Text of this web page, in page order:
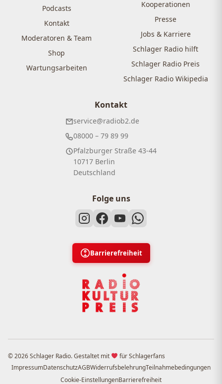
Podcasts
Kontakt
Moderatoren & Team
Shop
Wartungsarbeiten
Kooperationen
Presse
Jobs & Karriere
Schlager Radio hilft
Schlager Radio Preis
Schlager Radio Wikipedia
Kontakt
service@radiob2.de
08000 – 79 89 99
Pfalzburger Straße 43-44
10717 Berlin
Deutschland
Folge uns
Barrierefreiheit
© 2026 Schlager Radio. Gestaltet mit
für Schlagerfans
ImpressumDatenschutzAGBWiderrufsbelehrungTeilnahmebedingungen
Cookie-EinstellungenBarrierefreiheit